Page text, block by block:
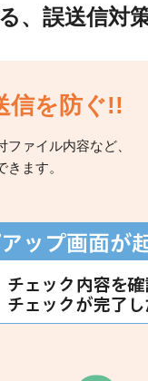
、誤送信対
信を防ぐ!!
ァイル内容など、
ます。